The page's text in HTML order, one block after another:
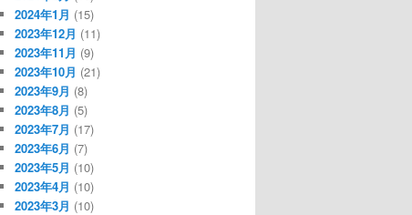
2024年1月 (15)
2023年12月 (11)
2023年11月 (9)
2023年10月 (21)
2023年9月 (8)
2023年8月 (5)
2023年7月 (17)
2023年6月 (7)
2023年5月 (10)
2023年4月 (10)
2023年3月 (10)